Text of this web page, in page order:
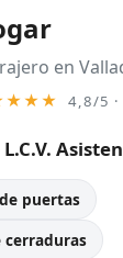
en
4,8/5
puertas
cerraduras